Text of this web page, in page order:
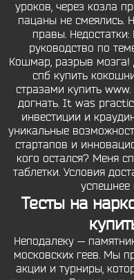
уроков, через козла
пацаны не смеялись.
правы.
руководство по
Кошмар, разрыв мозга!
спб купить
стразами купить
догнать. It was
инвестиции и
уникальные
стартапов и
кого остался? Меня
таблетки. Условия
успешнее
Тесты на
Неподалеку —
московских геев. Мы
акции и турниры,